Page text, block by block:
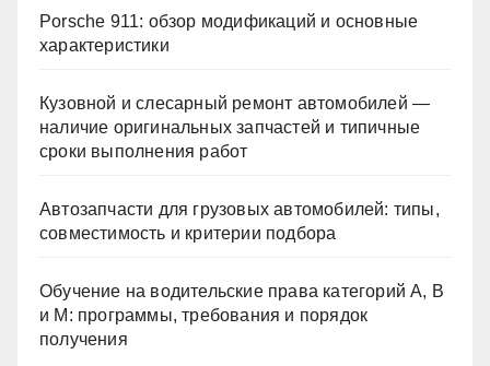
Porsche 911: обзор модификаций и основные
характеристики
Кузовной и слесарный ремонт автомобилей —
наличие оригинальных запчастей и типичные
сроки выполнения работ
Автозапчасти для грузовых автомобилей: типы,
совместимость и критерии подбора
Обучение на водительские права категорий A, B
и M: программы, требования и порядок
получения